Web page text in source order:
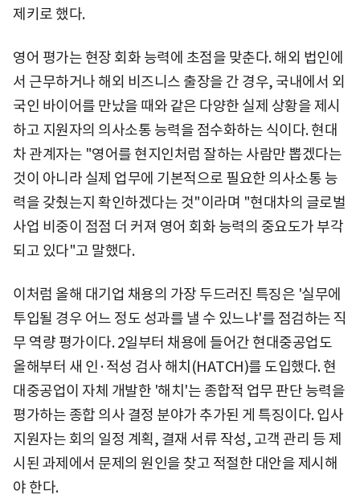
제키로 했다.
영어 평가는 현장 회화 능력에 초점을 맞춘다. 해외 법인에
서 근무하거나 해외 비즈니스 출장을 간 경우, 국내에서 외
국인 바이어를 만났을 때와 같은 다양한 실제 상황을 제시
하고 지원자의 의사소통 능력을 점수화하는 식이다. 현대
차 관계자는 "영어를 현지인처럼 잘하는 사람만 뽑겠다는
것이 아니라 실제 업무에 기본적으로 필요한 의사소통 능
력을 갖췄는지 확인하겠다는 것"이라며 "현대차의 글로벌
사업 비중이 점점 더 커져 영어 회화 능력의 중요도가 부각
되고 있다"고 말했다.
이처럼 올해 대기업 채용의 가장 두드러진 특징은 '실무에
투입될 경우 어느 정도 성과를 낼 수 있느냐'를 점검하는 직
무 역량 평가이다. 2일부터 채용에 들어간 현대중공업도
올해부터 새 인·적성 검사 해치(HATCH)를 도입했다. 현
대중공업이 자체 개발한 '해치'는 종합적 업무 판단 능력을
평가하는 종합 의사 결정 분야가 추가된 게 특징이다. 입사
지원자는 회의 일정 계획, 결재 서류 작성, 고객 관리 등 제
시된 과제에서 문제의 원인을 찾고 적절한 대안을 제시해
야 한다.